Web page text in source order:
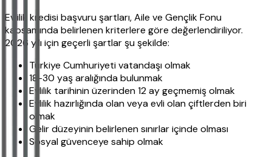
Evlilik kredisi başvuru şartları, Aile ve Gençlik Fonu
kapsamında belirlenen kriterlere göre değerlendiriliyor.
2026 yılı için geçerli şartlar şu şekilde:
Türkiye Cumhuriyeti vatandaşı olmak
18-30 yaş aralığında bulunmak
Evlilik tarihinin üzerinden 12 ay geçmemiş olmak
Evlilik hazırlığında olan veya evli olan çiftlerden biri
olmak
Gelir düzeyinin belirlenen sınırlar içinde olması
Sosyal güvenceye sahip olmak